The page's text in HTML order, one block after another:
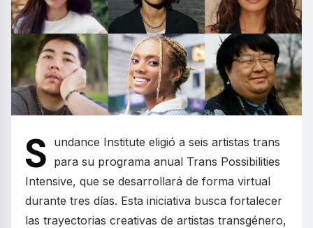
S undance Institute eligió a seis artistas trans
para su programa anual Trans Possibilities
Intensive, que se desarrollará de forma virtual
durante tres días. Esta iniciativa busca fortalecer
las trayectorias creativas de artistas transgénero,